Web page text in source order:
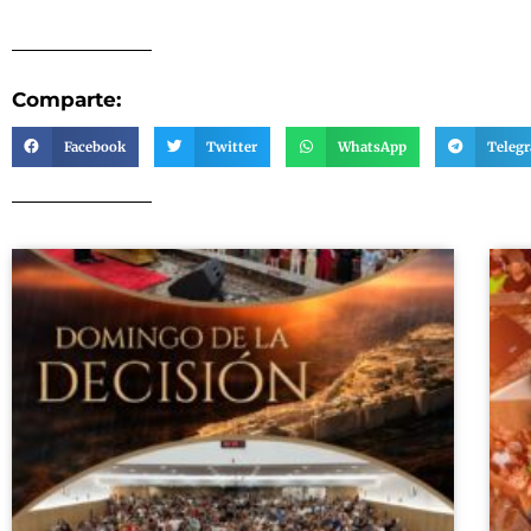
Comparte:
Facebook Twitter WhatsApp